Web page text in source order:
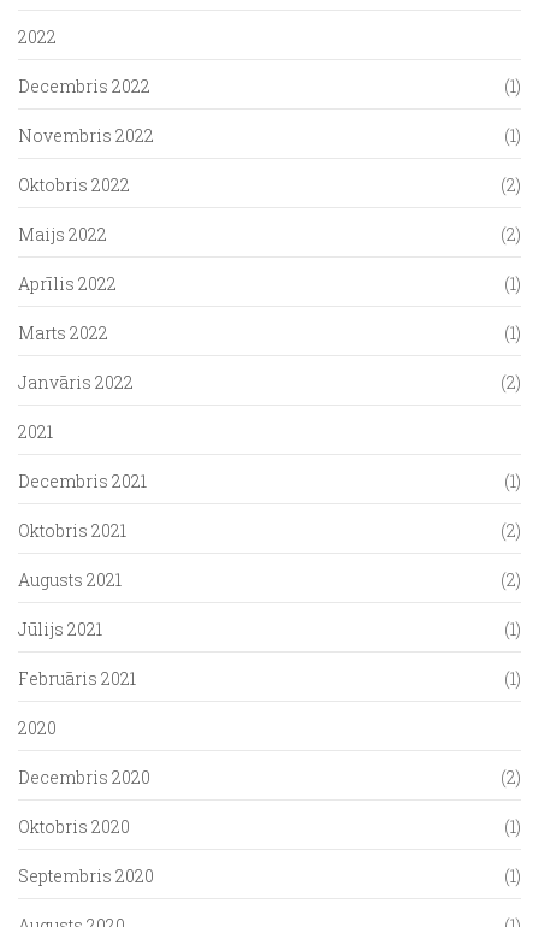
2022
Decembris 2022 (1)
Novembris 2022 (1)
Oktobris 2022 (2)
Maijs 2022 (2)
Aprīlis 2022 (1)
Marts 2022 (1)
Janvāris 2022 (2)
2021
Decembris 2021 (1)
Oktobris 2021 (2)
Augusts 2021 (2)
Jūlijs 2021 (1)
Februāris 2021 (1)
2020
Decembris 2020 (2)
Oktobris 2020 (1)
Septembris 2020 (1)